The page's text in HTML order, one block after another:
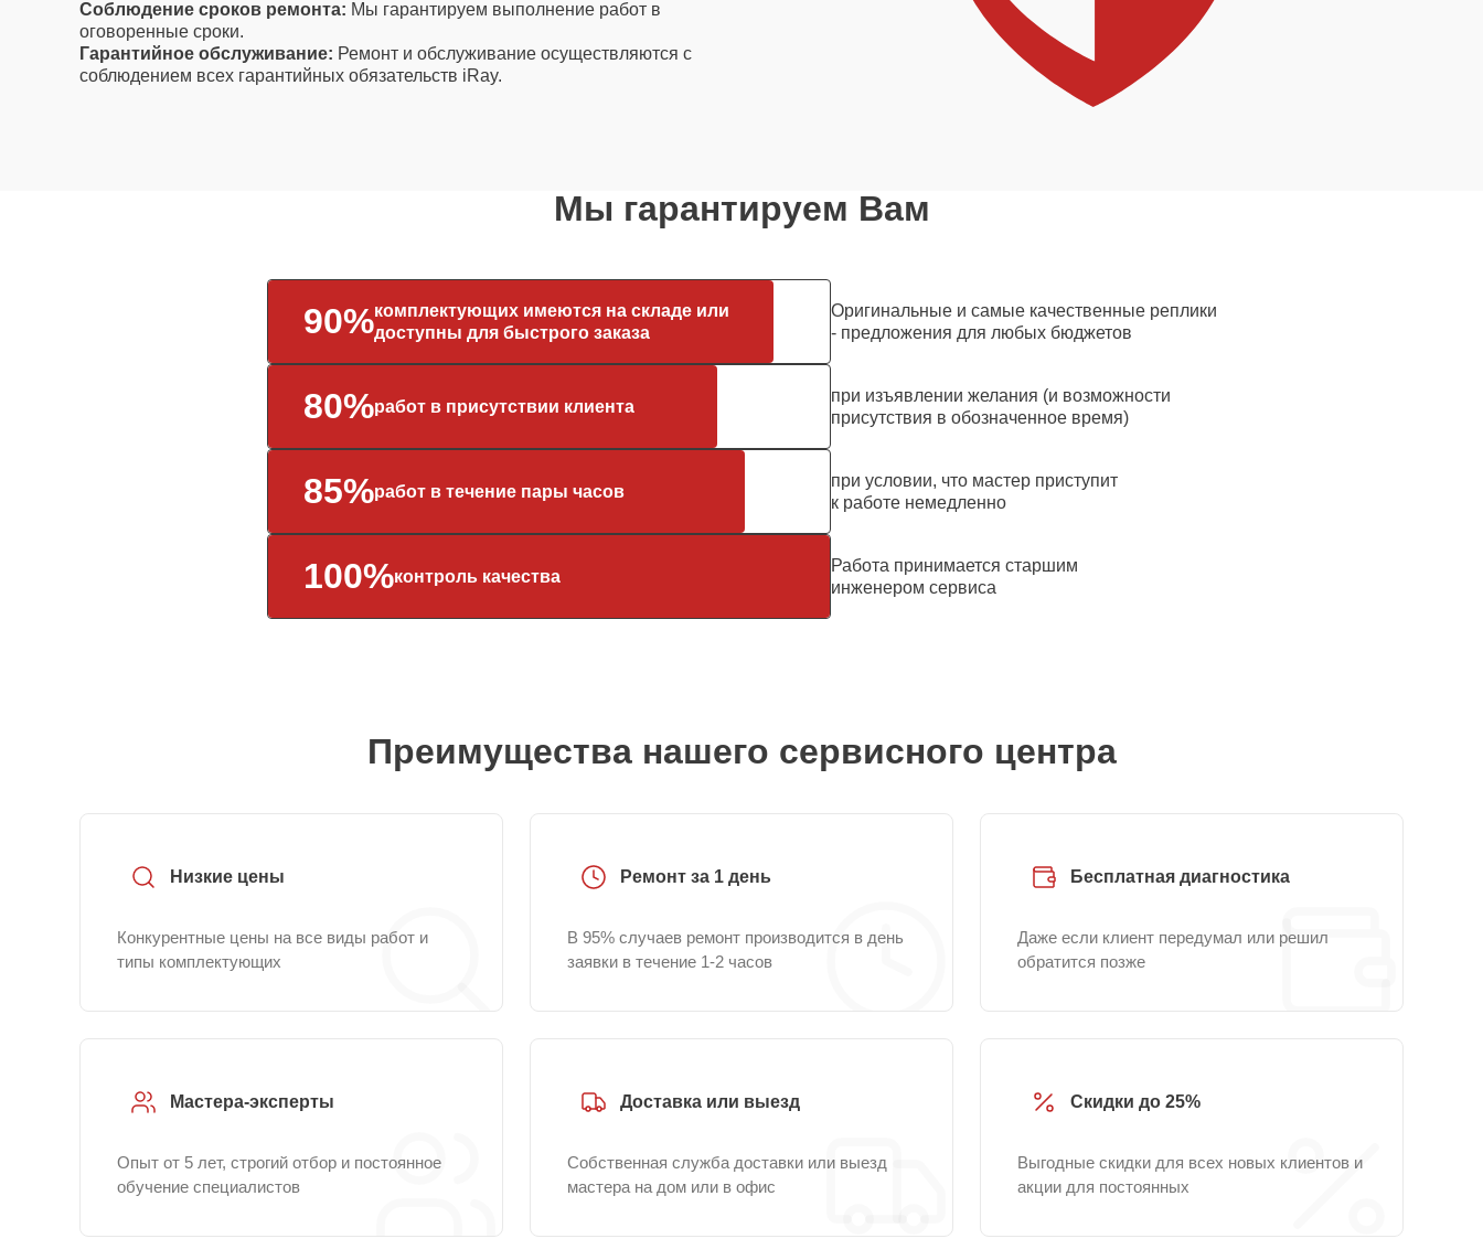
Соблюдение сроков ремонта: Мы гарантируем выполнение работ в
оговоренные сроки.
Гарантийное обслуживание: Ремонт и обслуживание осуществляются с
соблюдением всех гарантийных обязательств iRay.
Мы гарантируем Вам
90%комплектующих имеются на складе или
доступны для быстрого заказа
Оригинальные и самые качественные реплики
- предложения для любых бюджетов
80%работ в присутствии клиента
при изъявлении желания (и возможности
присутствия в обозначенное время)
85%работ в течение пары часов
при условии, что мастер приступит
к работе немедленно
100%контроль качества
Работа принимается старшим
инженером сервиса
Преимущества нашего сервисного центра
Низкие цены
Конкурентные цены на все виды работ и
типы комплектующих
Ремонт за 1 день
В 95% случаев ремонт производится в день
заявки в течение 1-2 часов
Бесплатная диагностика
Даже если клиент передумал или решил
обратится позже
Мастера-эксперты
Опыт от 5 лет, строгий отбор и постоянное
обучение специалистов
Доставка или выезд
Собственная служба доставки или выезд
мастера на дом или в офис
Скидки до 25%
Выгодные скидки для всех новых клиентов и
акции для постоянных